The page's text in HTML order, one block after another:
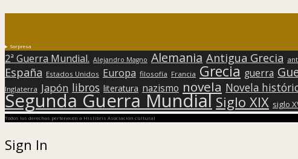
Sorpresa
2ª Guerra Mundial. Alejandro Magno Alemania Antigua Grecia
España Estados Unidos Europa filosofía Francia Grecia guerra
Inglaterra Japón libros literatura nazismo novela Novela
Segunda Guerra Mundial Siglo XIX siglo
Todos los derechos pertenecen a Hislibris Asociación cultural
Sign In